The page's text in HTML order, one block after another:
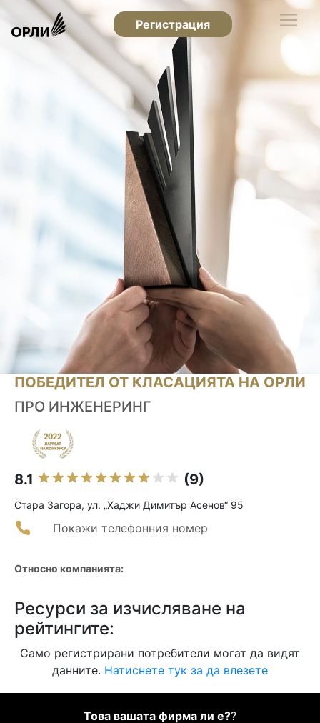
Регистрация
ПОБЕДИТЕЛ ОТ КЛАСАЦИЯТА НА ОРЛИ
ПРО ИНЖЕНЕРИНГ
8.1 (9)
Стара Загора, ул. „Хаджи Димитър Асенов“ 95
Покажи телефонния номер
Относно компанията:
Ресурси за изчисляване на
рейтингите:
Само регистрирани потребители могат да видят
данните. Натиснете тук за да влезете
Това вашата фирма ли е??